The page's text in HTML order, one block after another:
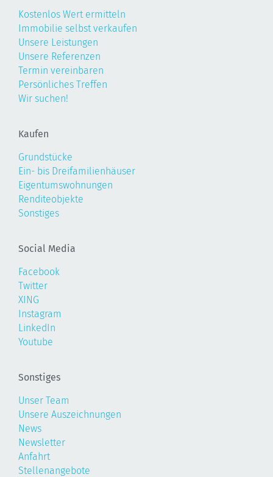
Kostenlos Wert ermitteln
Immobilie selbst verkaufen
Unsere Leistungen
Unsere Referenzen
Termin vereinbaren
Persönliches Treffen
Wir suchen!
Kaufen
Grundstücke
Ein- bis Dreifamilienhäuser
Eigentumswohnungen
Renditeobjekte
Sonstiges
Social Media
Facebook
Twitter
XING
Instagram
LinkedIn
Youtube
Sonstiges
Unser Team
Unsere Auszeichnungen
News
Newsletter
Anfahrt
Stellenangebote